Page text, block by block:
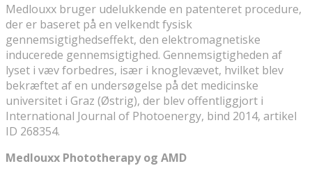
Medlouxx bruger udelukkende en patenteret procedure,
der er baseret på en velkendt fysisk
gennemsigtighedseffekt, den elektromagnetiske
inducerede gennemsigtighed. Gennemsigtigheden af ​​
lyset i væv forbedres, især i knoglevævet, hvilket blev
bekræftet af en undersøgelse på det medicinske
universitet i Graz (Østrig), der blev offentliggjort i
International Journal of Photoenergy, bind 2014, artikel
ID 268354.
Medlouxx Phototherapy og AMD